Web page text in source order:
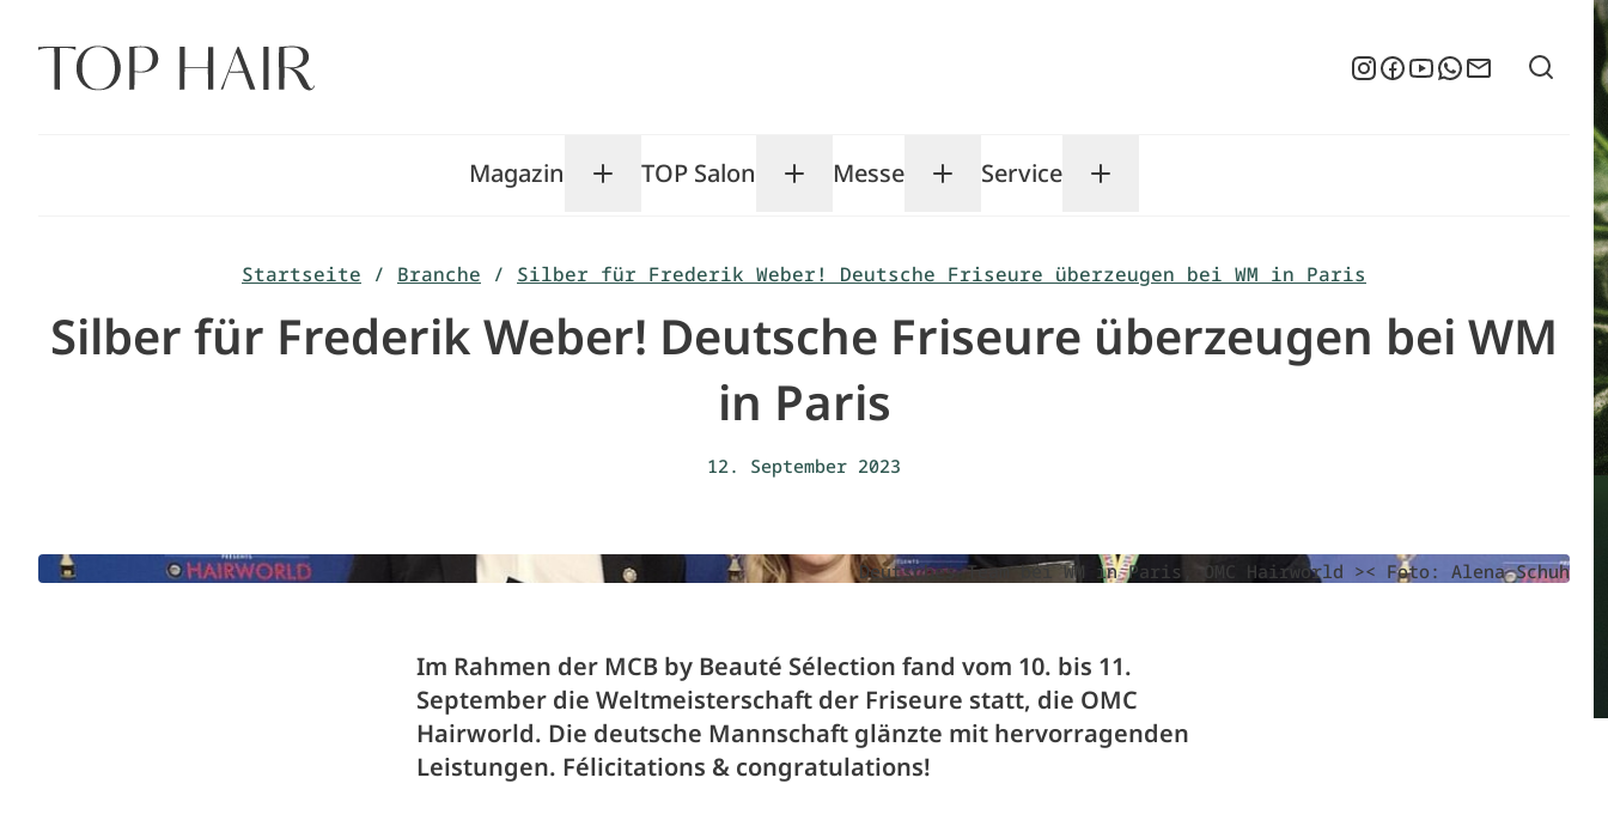
Inhalt
springen
Suche
Magazin Toggle Magazin submenu
TOP Salon Toggle TOP Salon submenu
Messe Toggle Messe submenu
Service Toggle Service submenu
Instagram
Facebook
YouTubeWhatsApp
Newsletter
Startseite / Branche / Silber für Frederik Weber! Deutsche Friseure überzeugen bei WM in Paris
Silber für Frederik Weber! Deutsche Friseure überzeugen bei WM
in Paris
12. September 2023
Deutsches Team bei WM in Paris, OMC Hairworld >< Foto: Alena Schuh
Im Rahmen der MCB by Beauté Sélection fand vom 10. bis 11.
September die Weltmeisterschaft der Friseure statt, die OMC
Hairworld. Die deutsche Mannschaft glänzte mit hervorragenden
Leistungen. Félicitations & congratulations!